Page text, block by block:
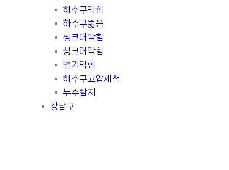
하수구막힘
하수구뚫음
씽크대막힘
싱크대막힘
변기막힘
하수구고압세척
누수탐지
강남구